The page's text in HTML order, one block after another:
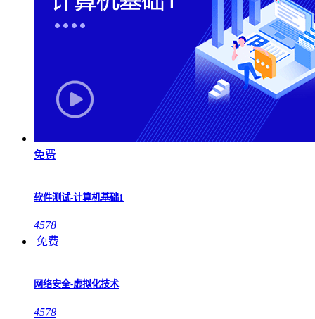
免费
软件测试-计算机基础1
4578
免费
网络安全-虚拟化技术
4578